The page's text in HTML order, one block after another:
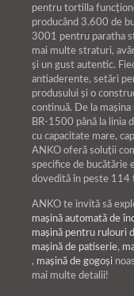
pentru tortilla
producând 3.600 de
3001 pentru paratha
mai multe straturi,
și un gust autentic.
antiaderente, setări
produsului și o
continuă. De la
BR-1500 până la linia
cu capacitate mare,
ANKO oferă soluții
specifice de bucătărie
dovedită în peste 114
ANKO te invită să
mașină automată de
mașină pentru rulouri
mașină de patiserie,
, mașină de gogoși
mai multe detalii!